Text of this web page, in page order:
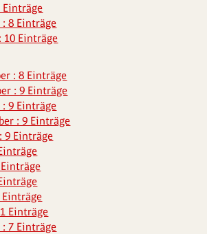
Einträge
: 8 Einträge
10 Einträge
: 8 Einträge
: 9 Einträge
: 9 Einträge
: 9 Einträge
9 Einträge
Einträge
: 7 Einträge